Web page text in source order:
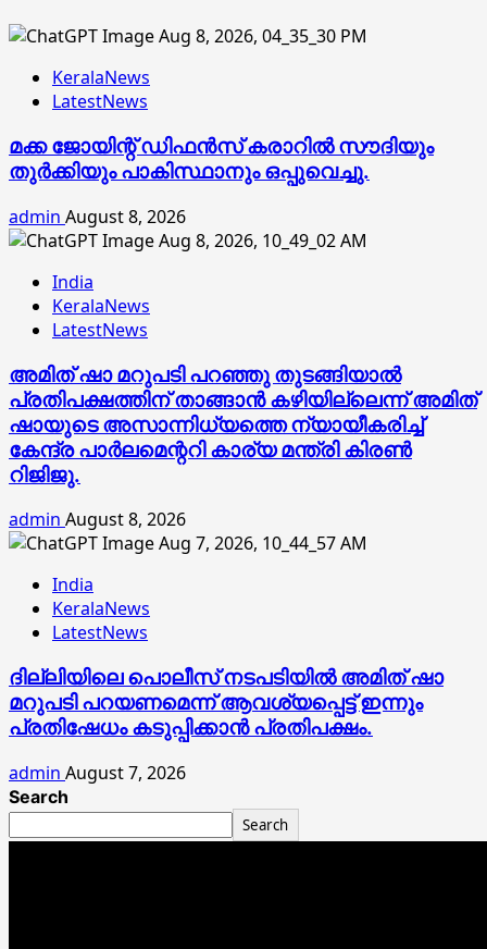
KeralaNews
LatestNews
മക്ക ജോയിന്റ് ഡിഫന്‍സ് കരാറില്‍ സൗദിയും
തുര്‍ക്കിയും പാകിസ്ഥാനും ഒപ്പുവെച്ചു.
admin August 8, 2026
India
KeralaNews
LatestNews
അമിത് ഷാ മറുപടി പറഞ്ഞു തുടങ്ങിയാല്‍
പ്രതിപക്ഷത്തിന് താങ്ങാന്‍ കഴിയില്ലെന്ന് അമിത്
ഷായുടെ അസാന്നിധ്യത്തെ ന്യായീകരിച്ച്
കേന്ദ്ര പാര്‍ലമെന്ററി കാര്യ മന്ത്രി കിരണ്‍
റിജിജു.
admin August 8, 2026
India
KeralaNews
LatestNews
ദില്ലിയിലെ പൊലീസ് നടപടിയിൽ അമിത് ഷാ
മറുപടി പറയണമെന്ന് ആവശ്യപ്പെട്ട് ഇന്നും
പ്രതിഷേധം കടുപ്പിക്കാൻ പ്രതിപക്ഷം.
admin August 7, 2026
Search
Search